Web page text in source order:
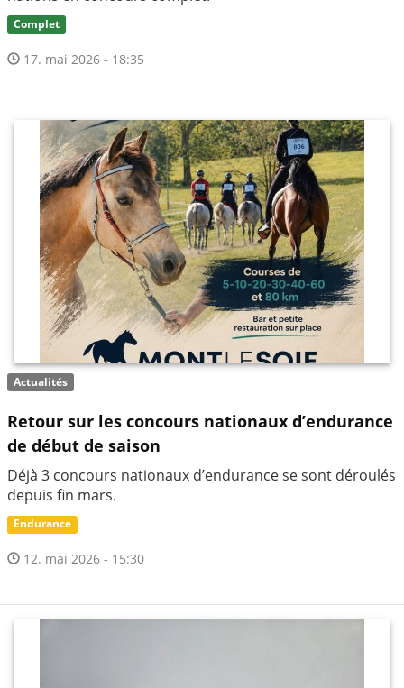
Complet
17. mai 2026 - 18:35
Actualités
Retour sur les concours nationaux d’endurance
de début de saison
Déjà 3 concours nationaux d’endurance se sont déroulés
depuis fin mars.
Endurance
12. mai 2026 - 15:30